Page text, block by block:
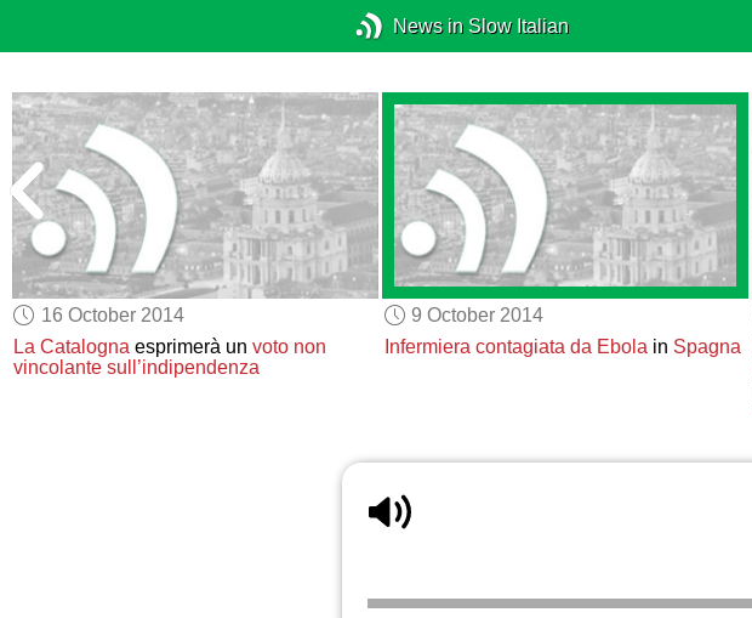
News in Slow Italian
16 October 2014
La Catalogna esprimerà unvoto non
vincolante sull’indipendenza
9 October 2014
Infermiera contagiata da Ebolain Spagna